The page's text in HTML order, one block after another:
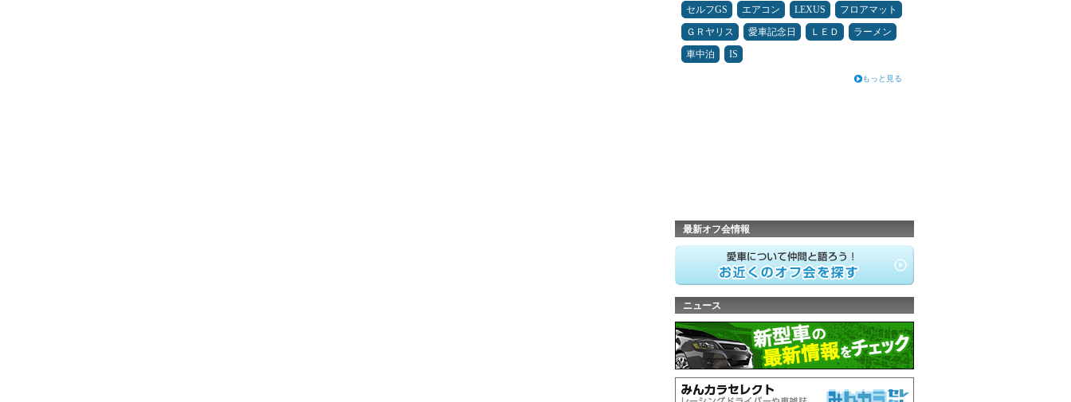
セルフGS
エアコン LEXUS
フロアマット
ＧＲヤリス
愛車記念日 ＬＥＤ
ラーメン
車中泊
IS
もっと見る
最新オフ会情報
ニュース